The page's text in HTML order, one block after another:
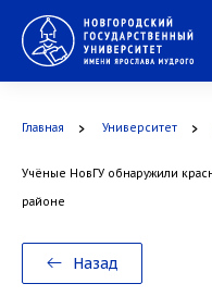
Главная Университет
Учёные НовГУ обнаружили
районе
Назад